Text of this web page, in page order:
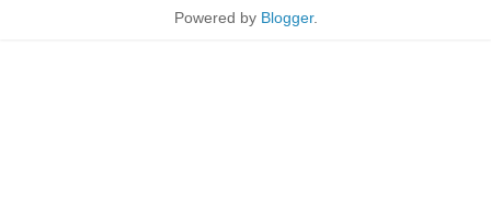
Powered by Blogger.